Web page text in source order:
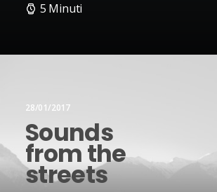
5 Minuti
28/01/2017
Sounds
from the
streets